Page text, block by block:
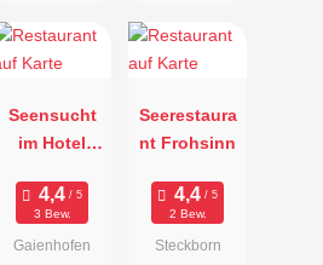
Seensucht
im Hotel
3 Bew.
Gaienhofen
Seerestaura
nt Frohsinn
2 Bew.
Steckborn